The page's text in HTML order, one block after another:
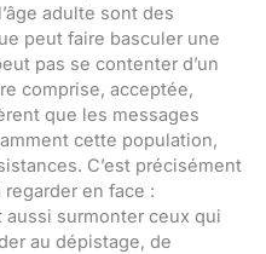
adulte sont des
peut faire basculer une
pas se contenter d’un
comprise, acceptée,
que les messages
cette population,
C’est précisément
en face :
aussi surmonter ceux qui
au dépistage, de